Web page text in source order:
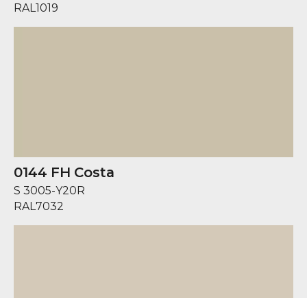
RAL 1019
0144 FH Costa
S 3005-Y20R
RAL7032